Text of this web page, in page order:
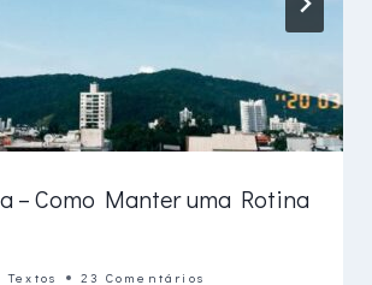
– Como Manter uma Rotina
Textos 23 Comentários